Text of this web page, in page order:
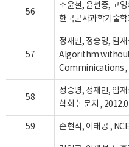
56
조윤철, 윤선중, 고
한국군사과학기술
57
정재민, 정승명, 임
Algorithm without
Comminications ,
58
정승명, 정재민, 임
학회 논문지 ,
59 손현식, 이태공 ,